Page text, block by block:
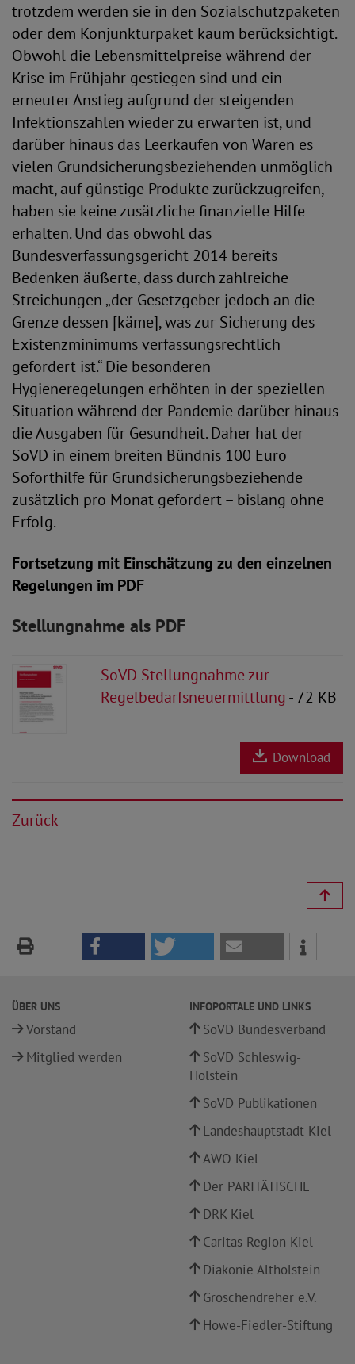
trotzdem werden sie in den Sozialschutzpaketen
oder dem Konjunkturpaket kaum berücksichtigt.
Obwohl die Lebensmittelpreise während der
Krise im Frühjahr gestiegen sind und ein
erneuter Anstieg aufgrund der steigenden
Infektionszahlen wieder zu erwarten ist, und
darüber hinaus das Leerkaufen von Waren es
vielen Grundsicherungsbeziehenden unmöglich
macht, auf günstige Produkte zurückzugreifen,
haben sie keine zusätzliche finanzielle Hilfe
erhalten. Und das obwohl das
Bundesverfassungsgericht 2014 bereits
Bedenken äußerte, dass durch zahlreiche
Streichungen „der Gesetzgeber jedoch an die
Grenze dessen [käme], was zur Sicherung des
Existenzminimums verfassungsrechtlich
gefordert ist.“ Die besonderen
Hygieneregelungen erhöhten in der speziellen
Situation während der Pandemie darüber hinaus
die Ausgaben für Gesundheit. Daher hat der
SoVD in einem breiten Bündnis 100 Euro
Soforthilfe für Grundsicherungsbeziehende
zusätzlich pro Monat gefordert – bislang ohne
Erfolg.
Fortsetzung mit Einschätzung zu den einzelnen
Regelungen im PDF
Stellungnahme als PDF
SoVD Stellungnahme zur
Regelbedarfsneuermittlung- 72 KB
Download
Zurück
ÜBER UNS
Vorstand
Mitglied werden
INFOPORTALE UND LINKS
SoVD Bundesverband
SoVD Schleswig-
Holstein
SoVD Publikationen
Landeshauptstadt Kiel
AWO Kiel
Der PARITÄTISCHE
DRK Kiel
Caritas Region Kiel
Diakonie Altholstein
Groschendreher e.V.
Howe-Fiedler-Stiftung